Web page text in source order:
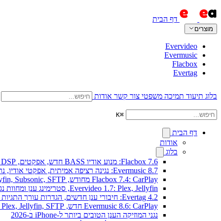
דף הבית
מוצרים
Evervideo
Evermusic
Flacbox
Evertag
בלוג תיעוד תמיכה משפטי צור קשר אודות
⌘
K
דף הבית
אודות
בלוג
Flacbox 7.6: מנוע אודיו BASS חדש, אפקטים, DSP וויזואלייזר מוזיקה חי
Evermusic 8.7: נגינה רציפה אמיתית, אפקטי אודיו, נרמול עוצמה, אקולייזר בעיצוב מחודש
Flacbox 7.4: CarPlay מחודש, Plex, Jellyfin, Subsonic, SFTP לאודיו Hi-Res
Evervideo 1.7: Plex, Jellyfin, סטרימינג ענן ומחוות נגינה חדשים
Evertag 4.2: חיבורי ענן חדשים, הגדרות עורך התגיות מוסברות
Evermusic 8.6: CarPlay חדש, Plex, Jellyfin, SFTP וווידג'ט מילים
נגני המוזיקה הענן הטובים ביותר ל-iPhone ב-2026